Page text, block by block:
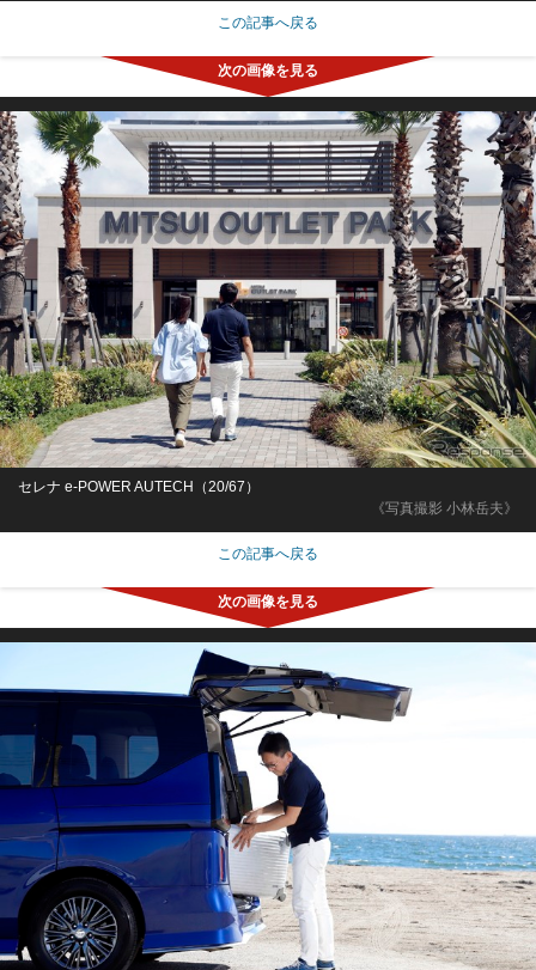
この記事へ戻る
《写真撮影 小林岳夫》
セレナ e-POWER AUTECH（20/67）
この記事へ戻る